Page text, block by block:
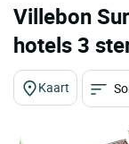
Villebon
hotels 3
Kaart